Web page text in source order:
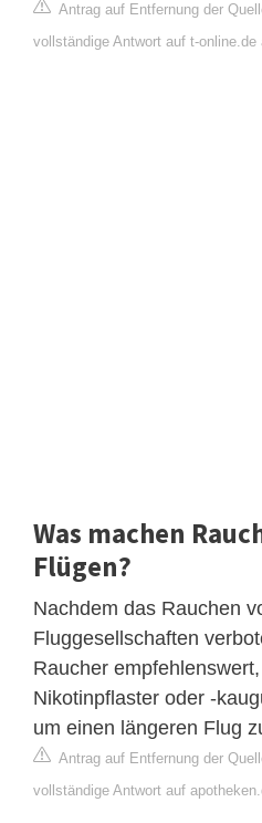
Antrag auf Entfernung der
vollständige Antwort auf t-online.de
Was machen
Flügen?
Nachdem das Rauchen
Fluggesellschaften
Raucher
Nikotinpflaster oder -
um einen längeren Flug
Antrag auf Entfernung der
vollständige Antwort auf